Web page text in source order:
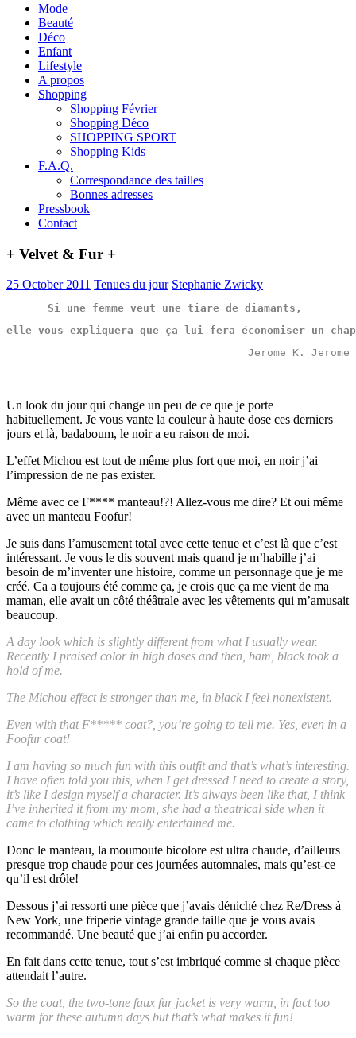
Mode
Beauté
Déco
Enfant
Lifestyle
A propos
Shopping
Shopping Février
Shopping Déco
SHOPPING SPORT
Shopping Kids
F.A.Q.
Correspondance des tailles
Bonnes adresses
Pressbook
Contact
+ Velvet & Fur +
25 October 2011 Tenues du jour Stephanie Zwicky
Si une femme veut une tiare de diamants,
elle vous expliquera que ça lui fera économiser un
Jerome K. Jerome
Un look du jour qui change un peu de ce que je porte
habituellement. Je vous vante la couleur à haute dose ces derniers
jours et là, badaboum, le noir a eu raison de moi.
L’effet Michou est tout de même plus fort que moi, en noir j’ai
l’impression de ne pas exister.
Même avec ce F**** manteau!?! Allez-vous me dire? Et oui même
avec un manteau Foofur!
Je suis dans l’amusement total avec cette tenue et c’est là que c’est
intéressant. Je vous le dis souvent mais quand je m’habille j’ai
besoin de m’inventer une histoire, comme un personnage que je me
créé. Ca a toujours été comme ça, je crois que ça me vient de ma
maman, elle avait un côté théâtrale avec les vêtements qui m’amusait
beaucoup.
A day look which is slightly different from what I usually wear.
Recently I praised color in high doses and then, bam, black took a
hold of me.
The Michou effect is stronger than me, in black I feel nonexistent.
Even with that F***** coat?, you’re going to tell me. Yes, even in a
Foofur coat!
I am having so much fun with this outfit and that’s what’s interesting.
I have often told you this, when I get dressed I need to create a story,
it’s like I design myself a character. It’s always been like that, I think
I’ve inherited it from my mom, she had a theatrical side when it
came to clothing which really entertained me.
Donc le manteau, la moumoute bicolore est ultra chaude, d’ailleurs
presque trop chaude pour ces journées automnales, mais qu’est-ce
qu’il est drôle!
Dessous j’ai ressorti une pièce que j’avais déniché chez Re/Dress à
New York, une friperie vintage grande taille que je vous avais
recommandé. Une beauté que j’ai enfin pu accorder.
En fait dans cette tenue, tout s’est imbriqué comme si chaque pièce
attendait l’autre.
So the coat, the two-tone faux fur jacket is very warm, in fact too
warm for these autumn days but that’s what makes it fun!